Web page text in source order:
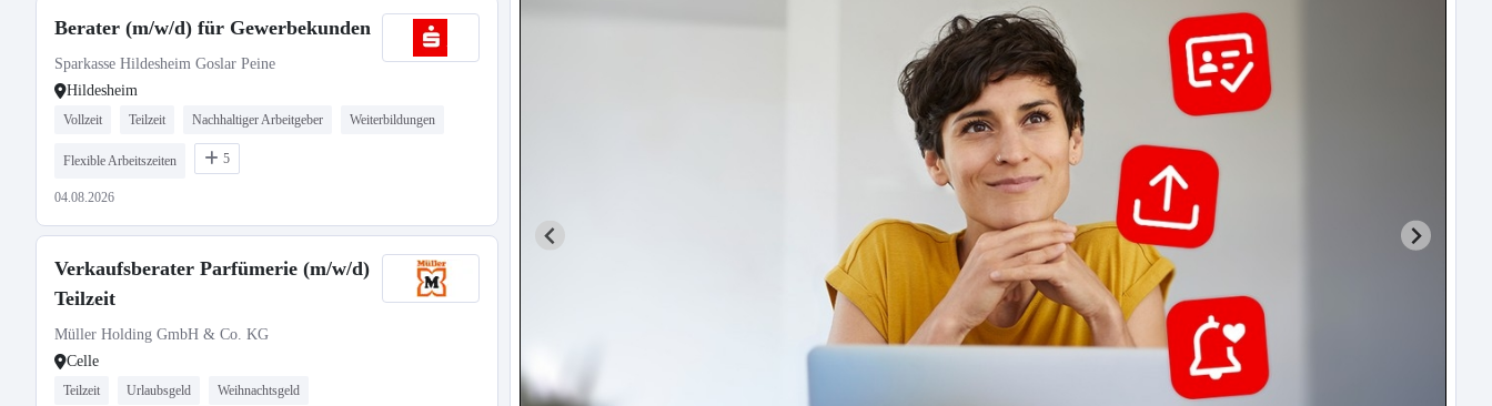
Berater (m/w/d) für Gewerbekunden
Sparkasse Hildesheim Goslar Peine
Hildesheim
Vollzeit Teilzeit Nachhaltiger Arbeitgeber Weiterbildungen
Flexible Arbeitszeiten 5
04.08.2026
Verkaufsberater Parfümerie (m/w/d)
Teilzeit
Müller Holding GmbH & Co. KG
Celle
Teilzeit Urlaubsgeld Weihnachtsgeld